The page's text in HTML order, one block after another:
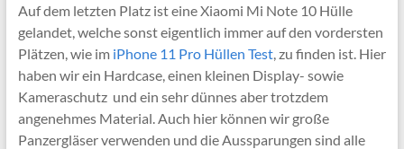
Auf dem letzten Platz ist eine Xiaomi Mi Note 10 Hülle
gelandet, welche sonst eigentlich immer auf den vordersten
Plätzen, wie im iPhone 11 Pro Hüllen Test, zu finden ist. Hier
haben wir ein Hardcase, einen kleinen Display- sowie
Kameraschutz und ein sehr dünnes aber trotzdem
angenehmes Material. Auch hier können wir große
Panzergläser verwenden und die Aussparungen sind alle